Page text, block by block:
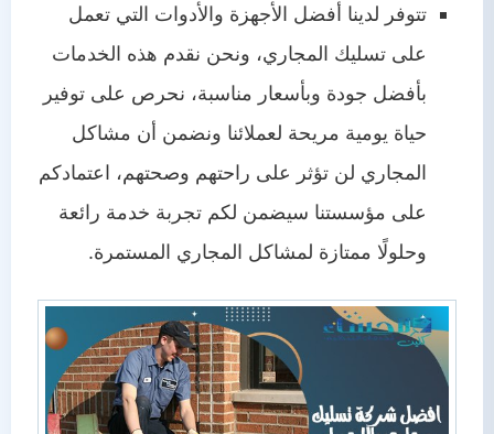
تتوفر لدينا أفضل الأجهزة والأدوات التي تعمل
على تسليك المجاري، ونحن نقدم هذه الخدمات
بأفضل جودة وبأسعار مناسبة، نحرص على توفير
حياة يومية مريحة لعملائنا ونضمن أن مشاكل
المجاري لن تؤثر على راحتهم وصحتهم، اعتمادكم
على مؤسستنا سيضمن لكم تجربة خدمة رائعة
وحلولًا ممتازة لمشاكل المجاري المستمرة.